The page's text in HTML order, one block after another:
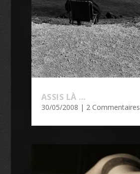
ASSIS LÀ …
30/05/2008 | 2 Commentaires